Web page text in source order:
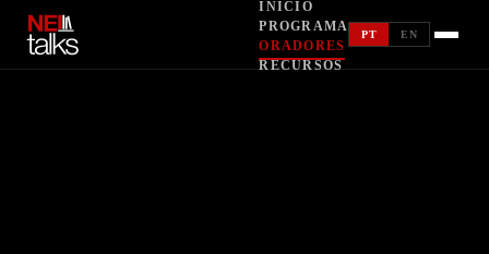
INÍCIO
PROGRAMA
ORADORES
RECURSOS
PT EN
RECURSOS